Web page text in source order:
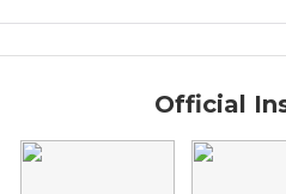
Official